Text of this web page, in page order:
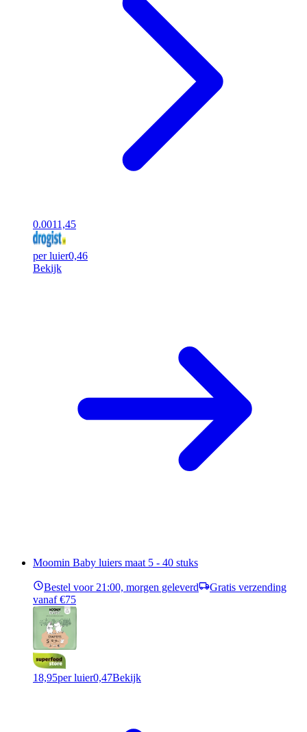
0.0011,45
per luier0,46
Bekijk
Moomin Baby luiers maat 5 - 40 stuks
Bestel voor 21:00, morgen geleverd
Gratis verzending
vanaf €75
18,95per luier0,47Bekijk